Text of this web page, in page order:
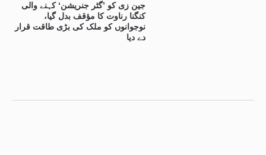
جین زی کو ’گٹر جنریشن‘ کہنے والی
کنگنا رناوت کا مؤقف بدل گیا،
نوجوانوں کو ملک کی بڑی طاقت قرار
دے دیا